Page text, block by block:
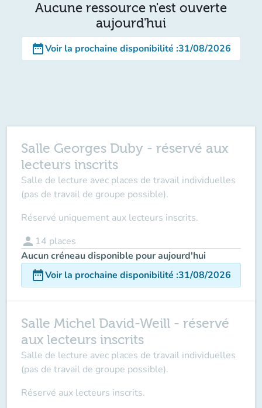
Aucune ressource n'est ouverte
aujourd'hui
date_rangeVoir la prochaine disponibilité :31/08/2026
Salle Georges Duby - réservé aux
lecteurs inscrits
Salle de lecture avec places de travail individuelles
(pas de travail de groupe possible).
Réservé uniquement aux lecteurs inscrits.
person 14 places
Aucun créneau disponible pour aujourd'hui
date_rangeVoir la prochaine disponibilité :31/08/2026
Salle Michel David-Weill - réservé
aux lecteurs inscrits
Salle de lecture avec places de travail individuelles
(pas de travail de groupe possible).
Réservé aux lecteurs inscrits.